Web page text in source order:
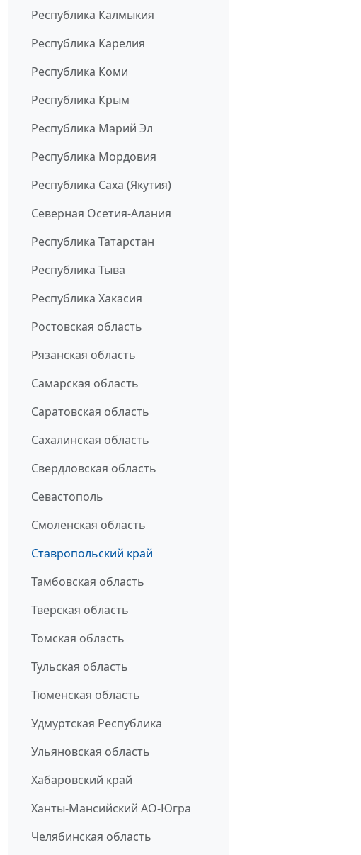
Республика Калмыкия
Республика Карелия
Республика Коми
Республика Крым
Республика Марий Эл
Республика Мордовия
Республика Саха (Якутия)
Северная Осетия-Алания
Республика Татарстан
Республика Тыва
Республика Хакасия
Ростовская область
Рязанская область
Самарская область
Саратовская область
Сахалинская область
Свердловская область
Севастополь
Смоленская область
Ставропольский край
Тамбовская область
Тверская область
Томская область
Тульская область
Тюменская область
Удмуртская Республика
Ульяновская область
Хабаровский край
Ханты-Мансийский АО-Югра
Челябинская область